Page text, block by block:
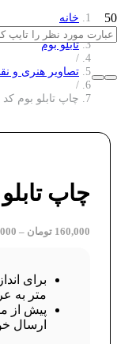
خانه
/
تابلو بوم
/
تصاویر هنری و
/
چاپ تابلو بوم کد 2378
چاپ تابلو
160,000 تومان –
متر به
پیش از
ارسال